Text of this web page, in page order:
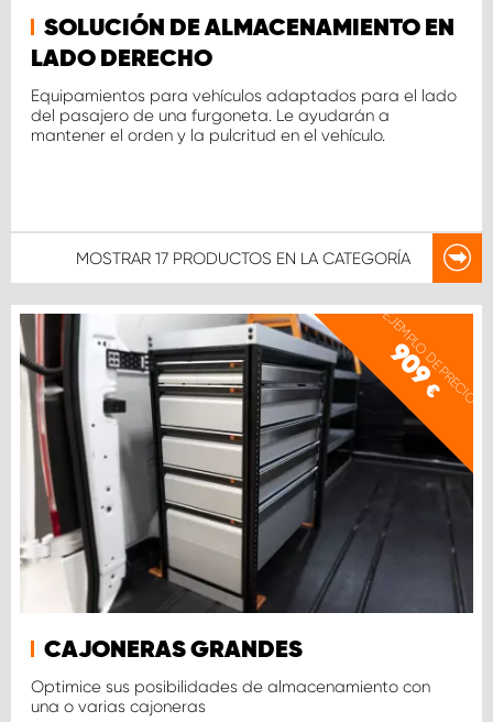
SOLUCIÓN DE ALMACENAMIENTO EN
LADO DERECHO
Equipamientos para vehículos adaptados para el lado
del pasajero de una furgoneta. Le ayudarán a
mantener el orden y la pulcritud en el vehículo.
MOSTRAR 17 PRODUCTOS EN LA CATEGORÍA
EJEMPLO DE PRECIO
909
€
CAJONERAS GRANDES
Optimice sus posibilidades de almacenamiento con
una o varias cajoneras